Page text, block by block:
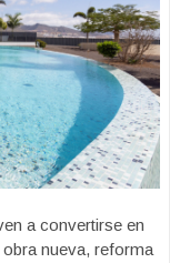
a convertirse en
nueva, reforma